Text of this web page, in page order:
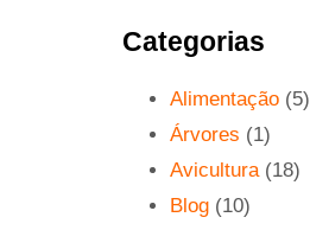
Categorias
Alimentação (5)
Árvores (1)
Avicultura (18)
Blog (10)